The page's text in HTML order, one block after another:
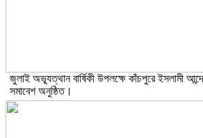
জুলাই অভ্যূত্থান বার্ষিকী উপলক্ষে কাঁচপুরে ইসলামী
সমাবেশ অনুষ্ঠিত।